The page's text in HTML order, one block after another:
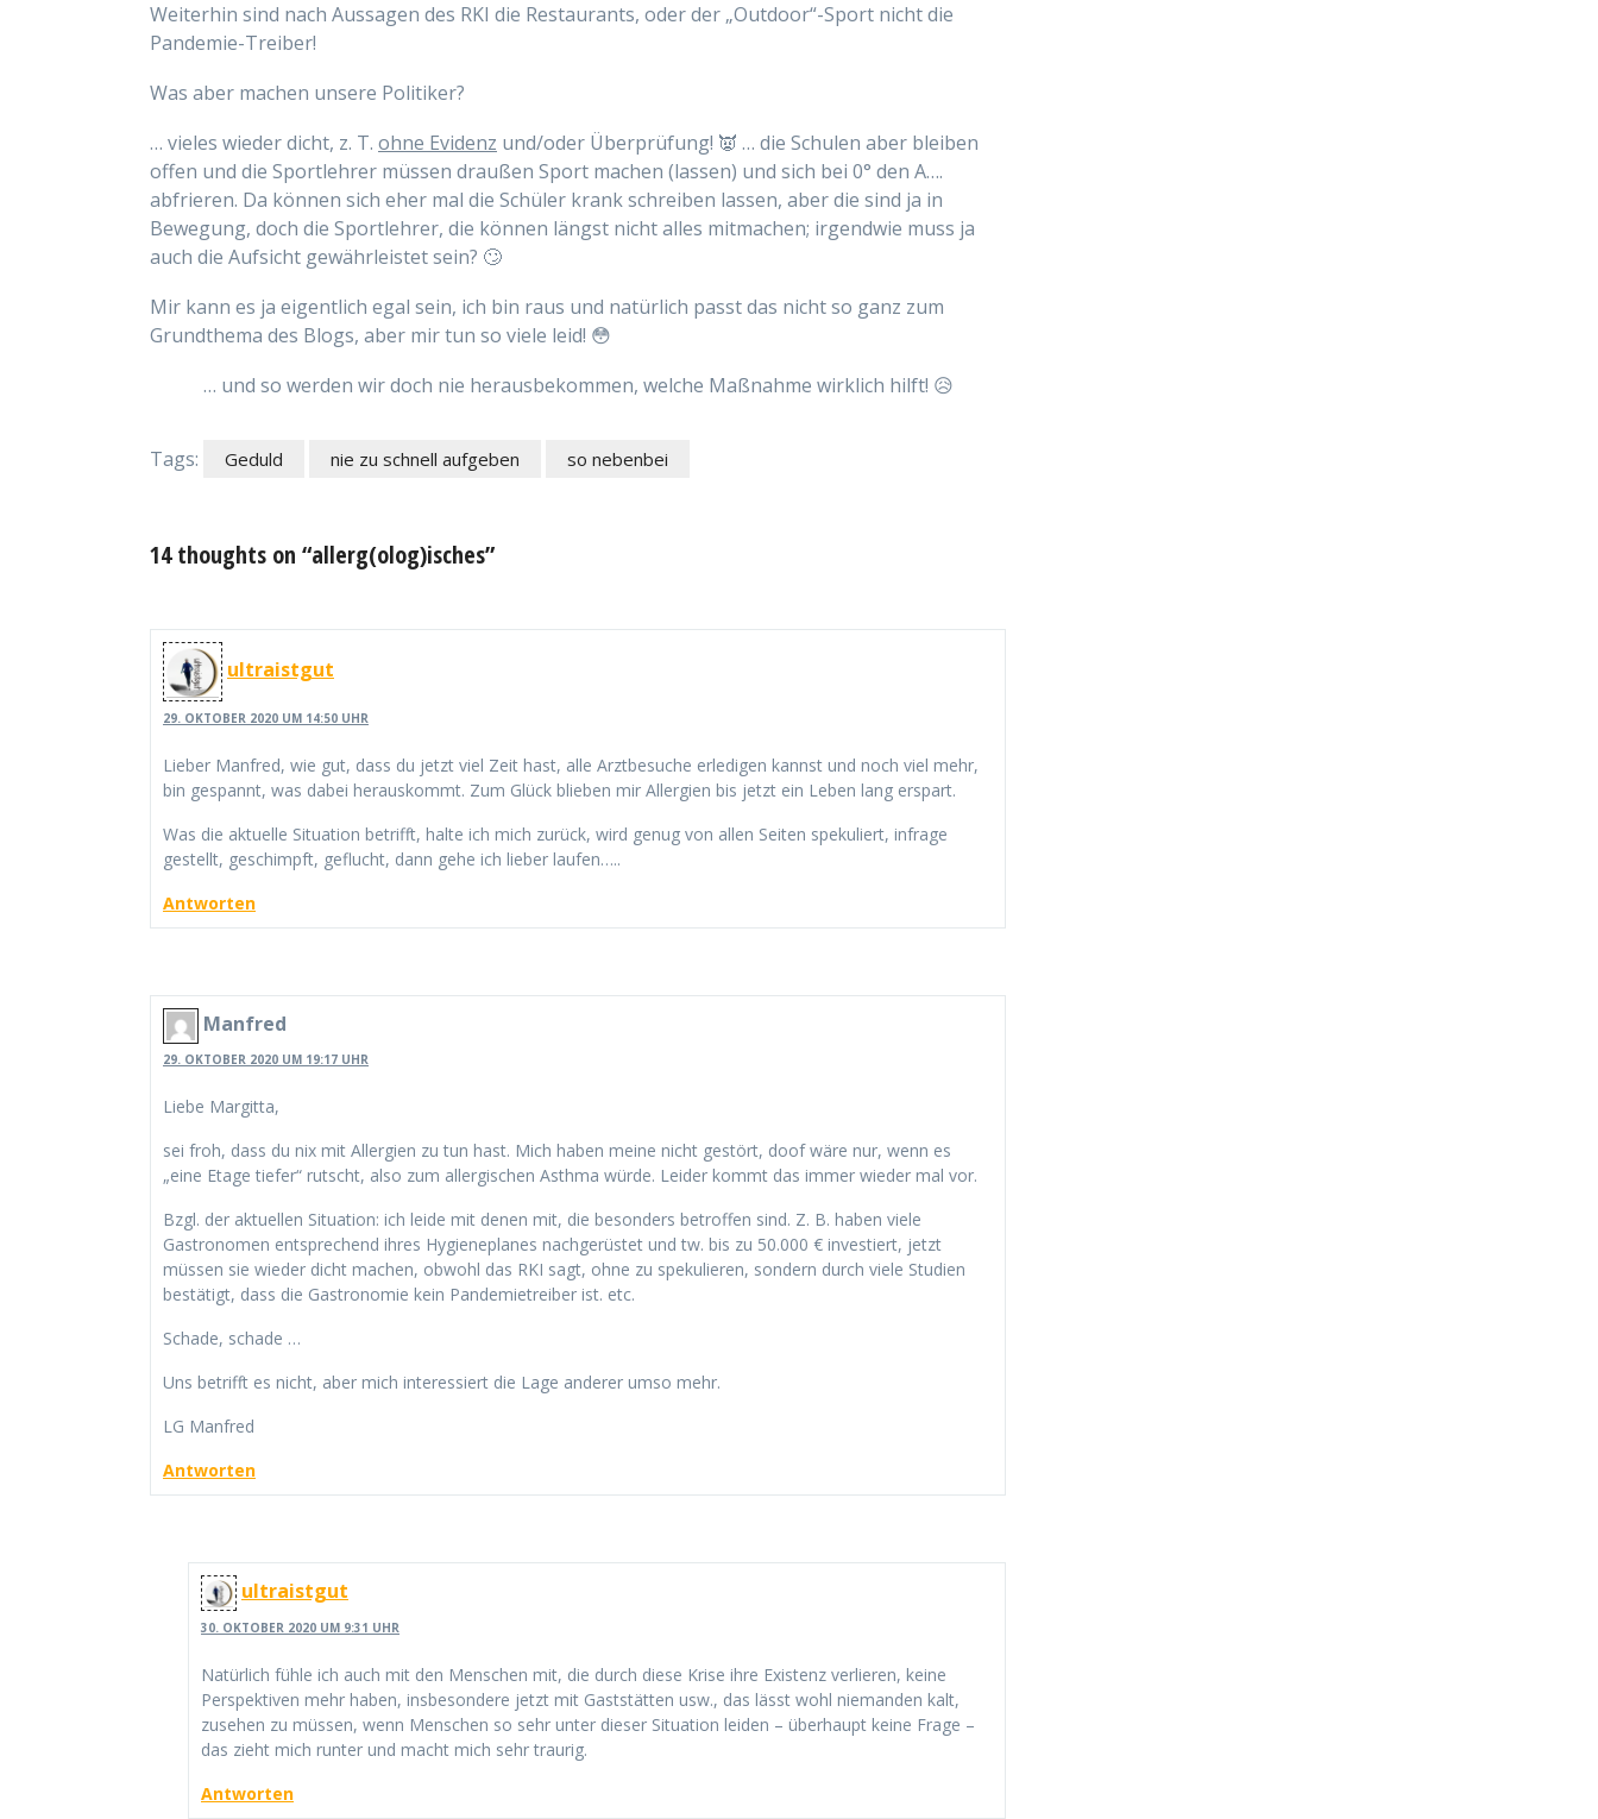
Weiterhin sind nach Aussagen des RKI die Restaurants, oder der „Outdoor“-Sport nicht die
Pandemie-Treiber!
Was aber machen unsere Politiker?
… vieles wieder dicht, z. T. ohne Evidenz und/oder Überprüfung! 👿 … die Schulen aber bleiben
offen und die Sportlehrer müssen draußen Sport machen (lassen) und sich bei 0° den A….
abfrieren. Da können sich eher mal die Schüler krank schreiben lassen, aber die sind ja in
Bewegung, doch die Sportlehrer, die können längst nicht alles mitmachen; irgendwie muss ja
auch die Aufsicht gewährleistet sein? 🙄
Mir kann es ja eigentlich egal sein, ich bin raus und natürlich passt das nicht so ganz zum
Grundthema des Blogs, aber mir tun so viele leid! 😳
… und so werden wir doch nie herausbekommen, welche Maßnahme wirklich hilft! 😥
Tags: Geduld nie zu schnell aufgeben so nebenbei
14 thoughts on “allerg(olog)isches”
ultraistgut
29. OKTOBER 2020 UM 14:50 UHR
Lieber Manfred, wie gut, dass du jetzt viel Zeit hast, alle Arztbesuche erledigen kannst und noch viel mehr,
bin gespannt, was dabei herauskommt. Zum Glück blieben mir Allergien bis jetzt ein Leben lang erspart.
Was die aktuelle Situation betrifft, halte ich mich zurück, wird genug von allen Seiten spekuliert, infrage
gestellt, geschimpft, geflucht, dann gehe ich lieber laufen…..
Antworten
Manfred
29. OKTOBER 2020 UM 19:17 UHR
Liebe Margitta,
sei froh, dass du nix mit Allergien zu tun hast. Mich haben meine nicht gestört, doof wäre nur, wenn es
„eine Etage tiefer“ rutscht, also zum allergischen Asthma würde. Leider kommt das immer wieder mal vor.
Bzgl. der aktuellen Situation: ich leide mit denen mit, die besonders betroffen sind. Z. B. haben viele
Gastronomen entsprechend ihres Hygieneplanes nachgerüstet und tw. bis zu 50.000 € investiert, jetzt
müssen sie wieder dicht machen, obwohl das RKI sagt, ohne zu spekulieren, sondern durch viele Studien
bestätigt, dass die Gastronomie kein Pandemietreiber ist. etc.
Schade, schade …
Uns betrifft es nicht, aber mich interessiert die Lage anderer umso mehr.
LG Manfred
Antworten
ultraistgut
30. OKTOBER 2020 UM 9:31 UHR
Natürlich fühle ich auch mit den Menschen mit, die durch diese Krise ihre Existenz verlieren, keine
Perspektiven mehr haben, insbesondere jetzt mit Gaststätten usw., das lässt wohl niemanden kalt,
zusehen zu müssen, wenn Menschen so sehr unter dieser Situation leiden – überhaupt keine Frage –
das zieht mich runter und macht mich sehr traurig.
Antworten